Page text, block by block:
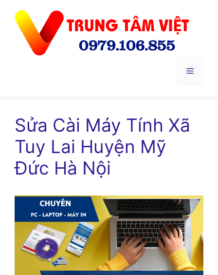
Menu
Sửa Cài Máy Tính Xã
Tuy Lai Huyện Mỹ
Đức Hà Nội